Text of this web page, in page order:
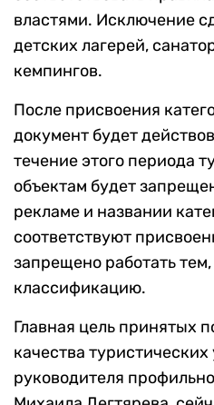
властями. Исключение
детских лагерей,
кемпингов.
После присвоения
документ будет
течение этого периода
объектам будет
рекламе и названии
соответствуют
запрещено работать
классификацию.
Главная цель принятых
качества туристических
руководителя